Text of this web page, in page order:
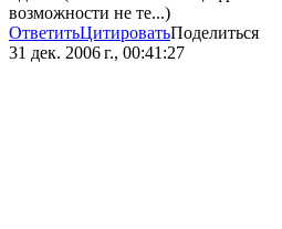
возможности не те...)
ОтветитьЦитироватьПоделиться
31 дек. 2006 г., 00:41:27